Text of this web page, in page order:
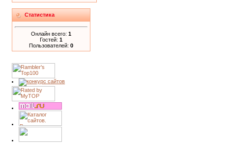
Статистика
Онлайн всего: 1
Гостей: 1
Пользователей: 0